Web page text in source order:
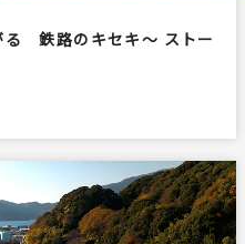
る 鉄路のキセキ～ ストー